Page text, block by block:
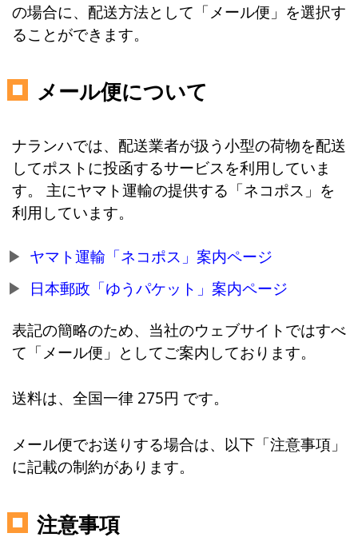
の場合に、配送方法として「メール便」を選択す
ることができます。
メール便について
ナランハでは、配送業者が扱う小型の荷物を配送
してポストに投函するサービスを利用していま
す。 主にヤマト運輸の提供する「ネコポス」を
利用しています。
ヤマト運輸「ネコポス」案内ページ
日本郵政「ゆうパケット」案内ページ
表記の簡略のため、当社のウェブサイトではすべ
て「メール便」としてご案内しております。
送料は、全国一律 275円 です。
メール便でお送りする場合は、以下「注意事項」
に記載の制約があります。
注意事項